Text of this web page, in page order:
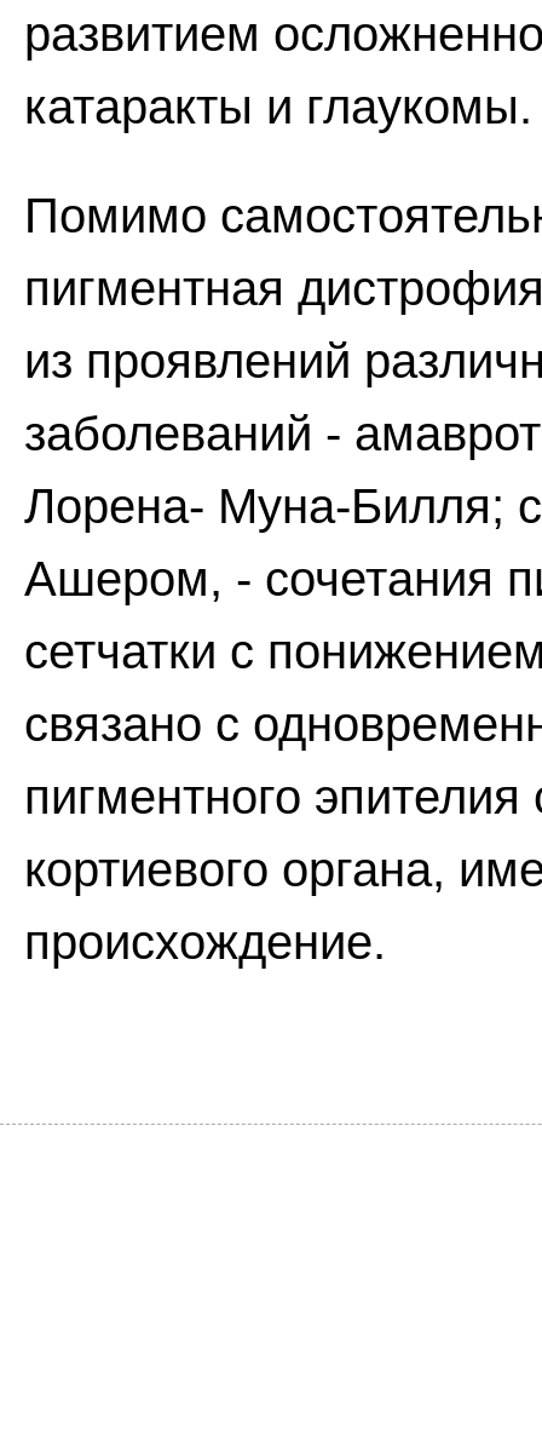
развитием
катаракты и глаукомы.
Помимо
пигментная
из проявлений
заболеваний -
Лорена- Муна-Билля;
Ашером, - сочетания
сетчатки с
связано с
пигментного эпителия
кортиевого органа,
происхождение.